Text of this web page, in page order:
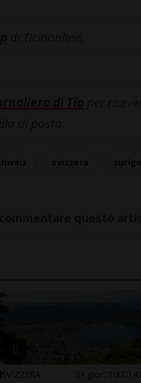
SVIZZERA 1 gior 100 141